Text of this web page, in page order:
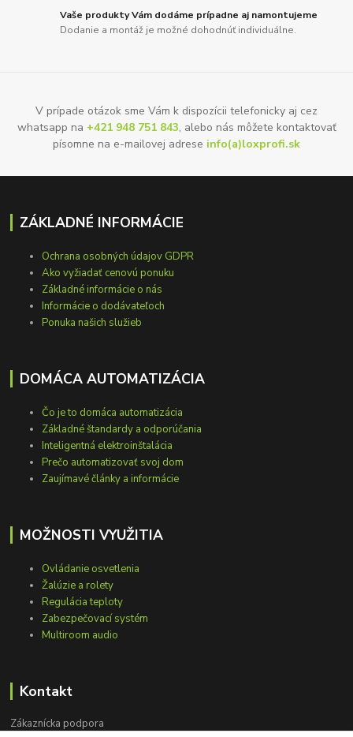
Vaše produkty Vám dodáme prípadne aj namontujeme
Dodanie a montáž je možné dohodnúť individuálne.
V prípade otázok sme Vám k dispozícii telefonicky aj cez
whatsapp na +421 948 751 843, alebo nás môžete kontaktovať
písomne na e-mailovej adrese info(a)loxprofi.sk
ZÁKLADNÉ INFORMÁCIE
Ochrana osobných údajov GDPR
Ako vyžiadať cenovú ponuku
Základné informácie o nás
Informácie o dodávateľoch
Ponuka našich služieb
DOMÁCA AUTOMATIZÁCIA
Čo je to domáca automatizácia
Základné štandardy a odporúčania
Inteligentná elektroinštalácia
Prečo automatizovať svoj dom
Zaujímavé články a informácie
MOŽNOSTI VYUŽITIA
Ovládanie osvetlenia
Žalúzie a rolety
Regulácia teploty
Zabezpečovací systém
Multiroom audio
Kontakt
Zákaznícka podpora